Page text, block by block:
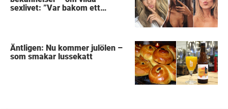
sexlivet: ”Var bakom ett
Äntligen: Nu kommer julölen –
som smakar lussekatt